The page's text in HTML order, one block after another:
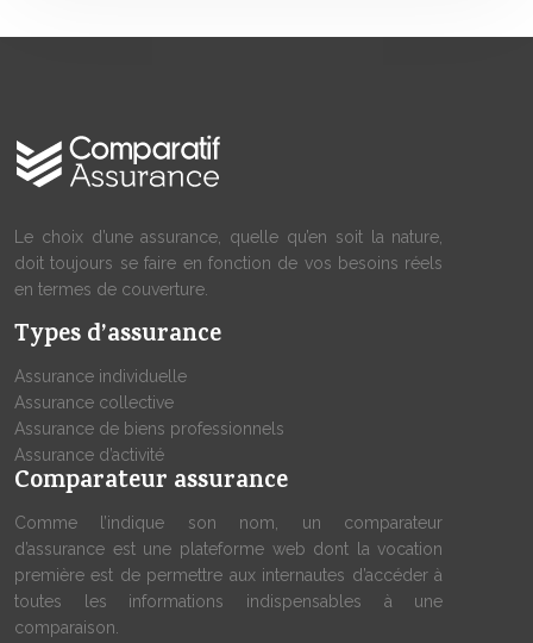
Le choix d’une assurance, quelle qu’en soit la nature,
doit toujours se faire en fonction de vos besoins réels
en termes de couverture.
Types d’assurance
Assurance individuelle
Assurance collective
Assurance de biens professionnels
Assurance d’activité
Comparateur assurance
Comme l’indique son nom, un comparateur
d’assurance est une plateforme web dont la vocation
première est de permettre aux internautes d’accéder à
toutes les informations indispensables à une
comparaison.